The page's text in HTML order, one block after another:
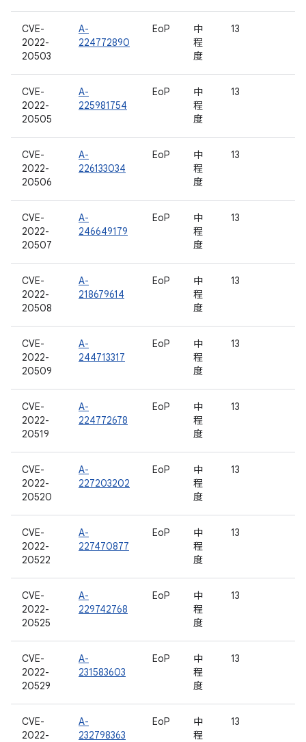
CVE-
2022-
20503
A-
224772890
EoP
中
程
度
13
CVE-
2022-
20505
A-
225981754
EoP
中
程
度
13
CVE-
2022-
20506
A-
226133034
EoP
中
程
度
13
CVE-
2022-
20507
A-
246649179
EoP
中
程
度
13
CVE-
2022-
20508
A-
218679614
EoP
中
程
度
13
CVE-
2022-
20509
A-
244713317
EoP
中
程
度
13
CVE-
2022-
20519
A-
224772678
EoP
中
程
度
13
CVE-
2022-
20520
A-
227203202
EoP
中
程
度
13
CVE-
2022-
20522
A-
227470877
EoP
中
程
度
13
CVE-
2022-
20525
A-
229742768
EoP
中
程
度
13
CVE-
2022-
20529
A-
231583603
EoP
中
程
度
13
CVE-
2022-
A-
232798363
EoP
中
程
13